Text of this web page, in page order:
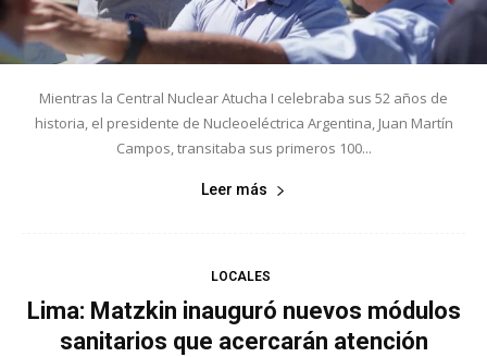
Mientras la Central Nuclear Atucha I celebraba sus 52 años de
historia, el presidente de Nucleoeléctrica Argentina, Juan Martín
Campos, transitaba sus primeros 100...
Leer más
LOCALES
Lima: Matzkin inauguró nuevos módulos
sanitarios que acercarán atención